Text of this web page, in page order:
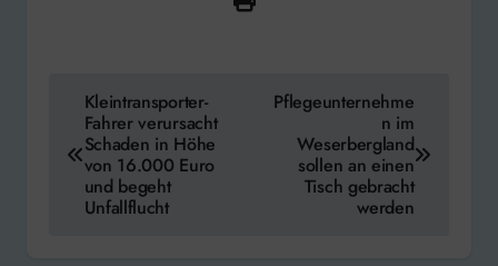
Beitragsnavigation
Kleintransporter-
Fahrer verursacht
Schaden in Höhe
von 16.000 Euro
und begeht
Unfallflucht
Pflegeunternehme
n im
Weserbergland
sollen an einen
Tisch gebracht
werden